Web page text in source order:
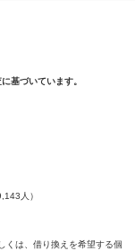
基づいています。
人）
くは、借り換えを希望する個